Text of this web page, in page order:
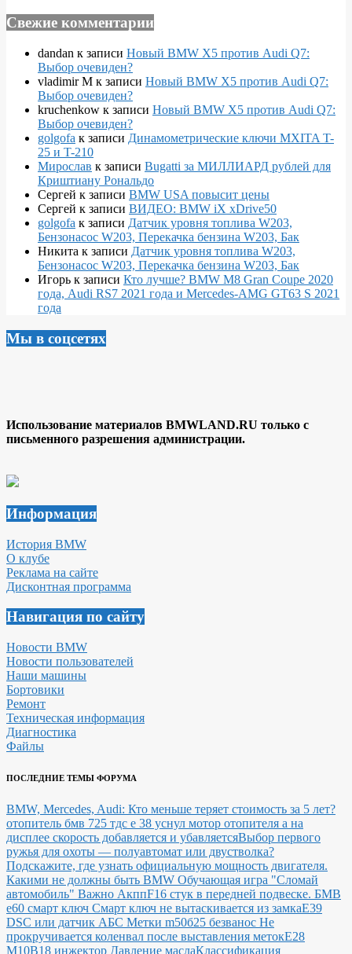
Свежие комментарии
dandan к записи Новый BMW X5 против Audi Q7:
Выбор очевиден?
vladimir M к записи Новый BMW X5 против Audi Q7:
Выбор очевиден?
kruchenkow к записи Новый BMW X5 против Audi Q7:
Выбор очевиден?
golgofa к записи Динамометрические ключи MXITA T-
25 и T-210
Мирослав к записи Bugatti за МИЛЛИАРД рублей для
Криштиану Рональдо
Сергей к записи BMW USA повысит цены
Сергей к записи ВИДЕО: BMW iX xDrive50
golgofa к записи Датчик уровня топлива W203,
Бензонасос W203, Перекачка бензина W203, Бак
Никита к записи Датчик уровня топлива W203,
Бензонасос W203, Перекачка бензина W203, Бак
Игорь к записи Кто лучше? BMW M8 Gran Coupe 2020
года, Audi RS7 2021 года и Mercedes-AMG GT63 S 2021
года
Мы в соцсетях
Использование материалов BMWLAND.RU только с
письменного разрешения администрации.
Информация
История BMW
О клубе
Реклама на сайте
Дисконтная программа
Навигация по сайту
Новости BMW
Новости пользователей
Наши машины
Бортовики
Ремонт
Техническая информация
Диагностика
Файлы
ПОСЛЕДНИЕ ТЕМЫ ФОРУМА
BMW, Mercedes, Audi: Кто меньше теряет стоимость за 5 лет?
отопитель бмв 725 тдс е 38 уснул мотор отопителя а на
дисплее скорость добавляется и убавляетсяВыбор первого
ружья для охоты — полуавтомат или двустволка?
Подскажите, где узнать официальную мощность двигателя.
Какими не должны быть BMW Обучающая игра "Сломай
автомобиль" Важно АкппF16 стук в передней подвеске. БМВ
е60 смарт ключ Смарт ключ не вытаскивается из замкаE39
DSC или датчик АБС Метки m50б25 безванос Не
прокручивается коленвал после выставления метокЕ28
М10В18 инжектор Давление маслаКлассификация